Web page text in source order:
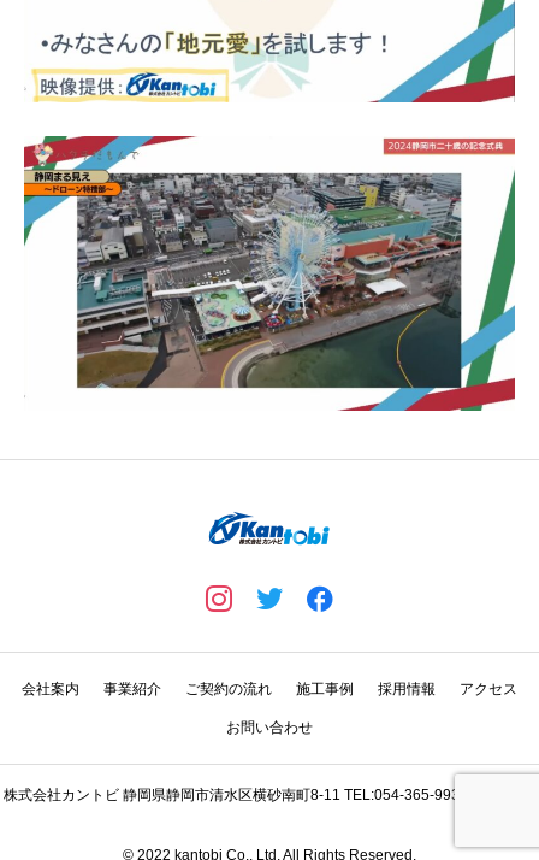
会社案内 事業紹介 ご契約の流れ 施工事例 採用情報 アクセス
お問い合わせ
株式会社カントビ 静岡県静岡市清水区横砂南町8-11 TEL:054-365-9931 Copyright
© 2022 kantobi Co., Ltd. All Rights Reserved.